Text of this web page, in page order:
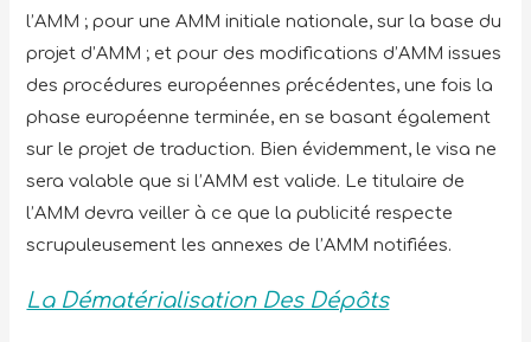
l’AMM ; pour une AMM initiale nationale, sur la base du
projet d’AMM ; et pour des modifications d’AMM issues
des procédures européennes précédentes, une fois la
phase européenne terminée, en se basant également
sur le projet de traduction. Bien évidemment, le visa ne
sera valable que si l’AMM est valide. Le titulaire de
l’AMM devra veiller à ce que la publicité respecte
scrupuleusement les annexes de l’AMM notifiées.
La Dématérialisation Des Dépôts